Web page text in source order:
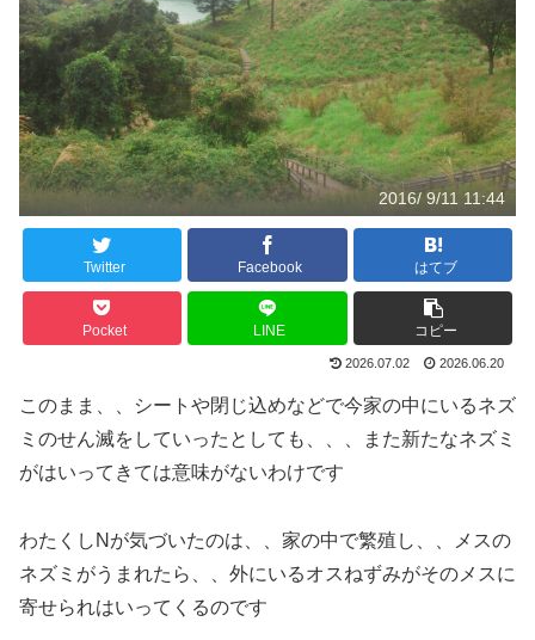
2016/ 9/11 11:44
Twitter Facebook はてブ
Pocket LINE コピー
2026.07.02 2026.06.20
このまま、、シートや閉じ込めなどで今家の中にいるネズ
ミのせん滅をしていったとしても、、、また新たなネズミ
がはいってきては意味がないわけです
わたくしNが気づいたのは、、家の中で繁殖し、、メスの
ネズミがうまれたら、、外にいるオスねずみがそのメスに
寄せられはいってくるのです